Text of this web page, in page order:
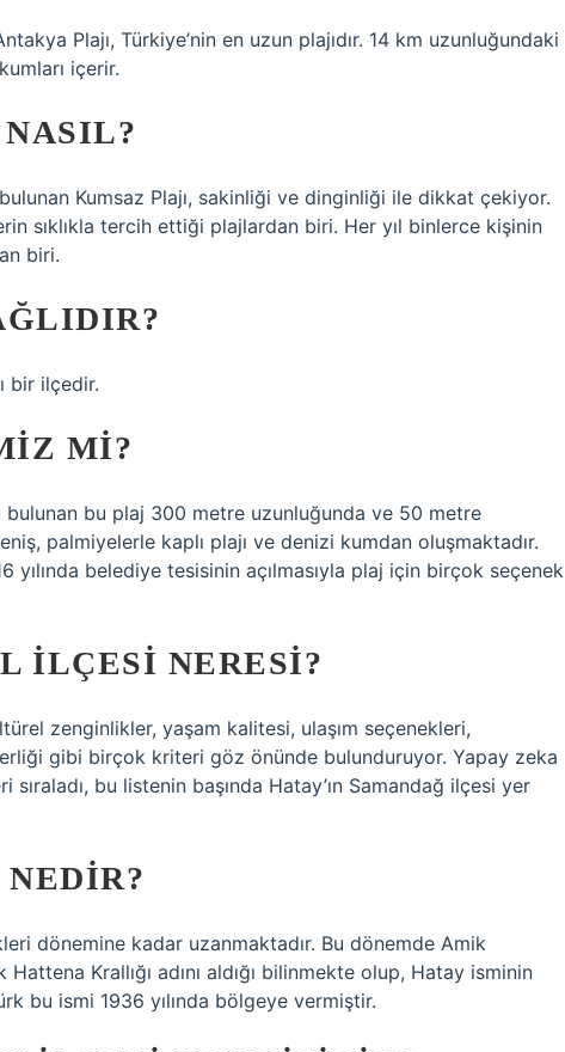
Plajı, Türkiye’nin en uzun plajıdır. 14 km uzunluğundaki
içerir.
Kumsaz Plajı, sakinliği ve dinginliği ile dikkat çekiyor.
sıklıkla tercih ettiği plajlardan biri. Her yıl binlerce kişinin
biri.
bir ilçedir.
MI?
bulunan bu plaj 300 metre uzunluğunda ve 50 metre
palmiyelerle kaplı plajı ve denizi kumdan oluşmaktadır.
yılında belediye tesisinin açılmasıyla plaj için birçok seçenek
ILÇESI NERESI?
zenginlikler, yaşam kalitesi, ulaşım seçenekleri,
gibi birçok kriteri göz önünde bulunduruyor. Yapay zeka
bu listenin başında Hatay’ın Samandağ ilçesi yer
dönemine kadar uzanmaktadır. Bu dönemde Amik
Krallığı adını aldığı bilinmekte olup, Hatay isminin
bu ismi 1936 yılında bölgeye vermiştir.